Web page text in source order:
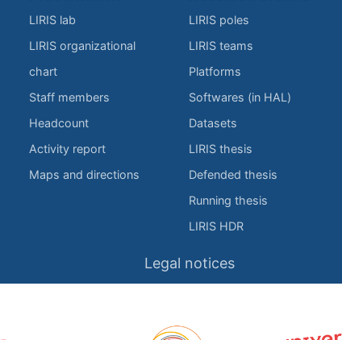
LIRIS lab
LIRIS organizational
chart
Staff members
Headcount
Activity report
Maps and directions
LIRIS poles
LIRIS teams
Platforms
Softwares (in HAL)
Datasets
LIRIS thesis
Defended thesis
Running thesis
LIRIS HDR
Legal notices